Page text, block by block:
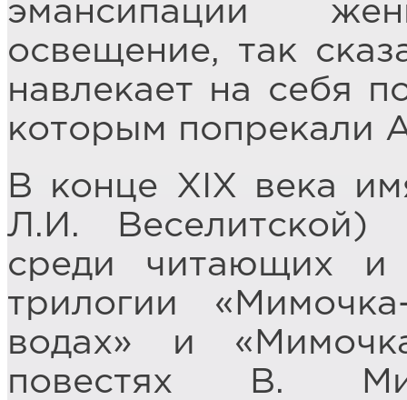
эмансипации
освещение, так
навлекает на себя
которым попрекали
В конце XIX века
Л.И. Веселитской)
среди читающих и
трилогии
водах» и
повестях В.